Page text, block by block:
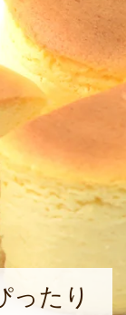
ったり